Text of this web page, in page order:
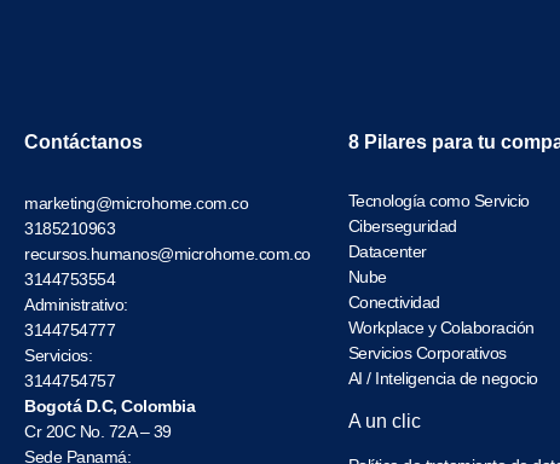
Contáctanos
marketing@microhome.com.co
3185210963
recursos.humanos@microhome.com.co
3144753554
Administrativo:
3144754777
Servicios:
3144754757
Bogotá D.C, Colombia
Cr 20C No. 72A – 39
Sede Panamá:
8 Pilares para tu
Tecnología como Servicio
Ciberseguridad
Datacenter
Nube
Conectividad
Workplace y Colaboración
Servicios Corporativos
AI / Inteligencia de negocio
A un clic